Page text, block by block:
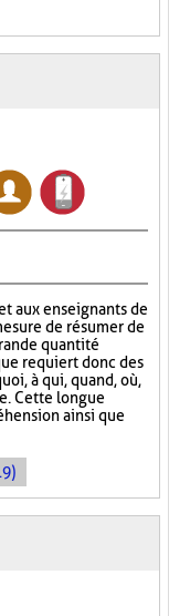
aux enseignants de
de résumer de
quantité
requiert donc des
à qui, quand, où,
Cette longue
ainsi que